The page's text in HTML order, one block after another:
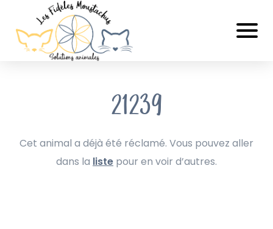
21239
Cet animal a déjà été réclamé. Vous pouvez aller
dans la liste pour en voir d’autres.